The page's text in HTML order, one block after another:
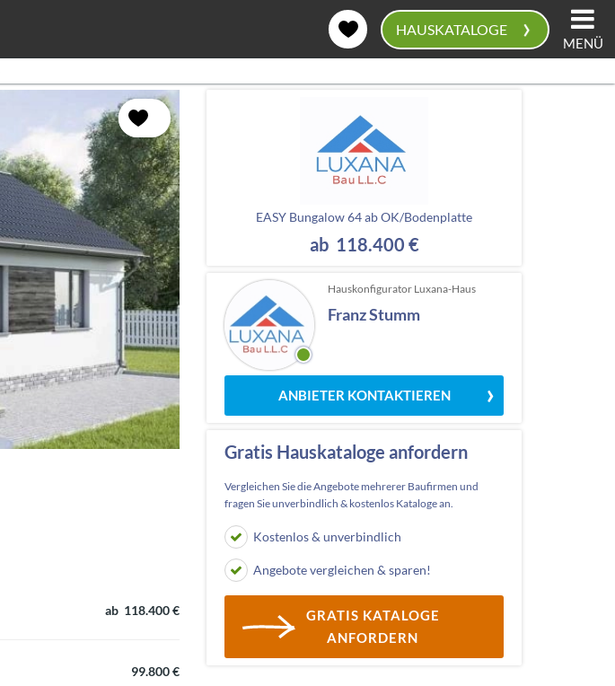
HAUSKATALOGE › MENÜ
ab 118.400 €
99.800 €
EASY Bungalow 64 ab OK/Bodenplatte
ab 118.400 €
Hauskonfigurator Luxana-Haus
Franz Stumm
ANBIETER KONTAKTIEREN
Gratis Hauskataloge anfordern
Vergleichen Sie die Angebote mehrerer Baufirmen und
fragen Sie unverbindlich & kostenlos Kataloge an.
Kostenlos & unverbindlich
Angebote vergleichen & sparen!
GRATIS KATALOGE
ANFORDERN